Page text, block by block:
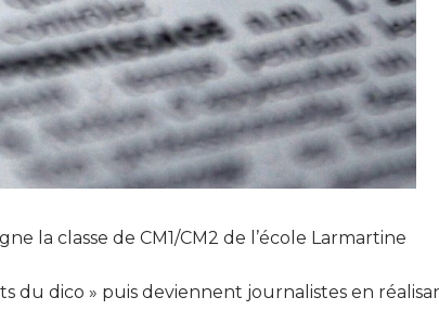
la classe de CM1/CM2 de l’école Larmartine
du dico » puis deviennent journalistes en